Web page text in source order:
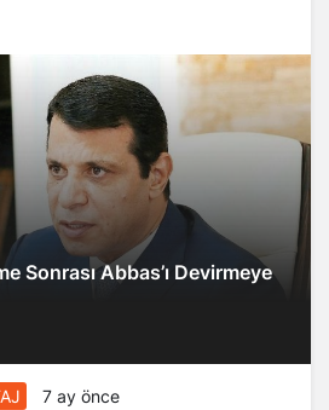
Sonrası Abbas’ı Devirmeye
7 ay önce